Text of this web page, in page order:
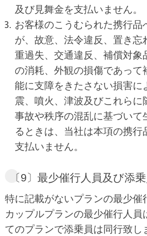
及び見舞金を支払いません。
お客様のこうむられた携行品
が、故意、法令違反、置き忘
重過失、交通違反、補償対象
の消耗、外観の損傷であって
能に支障をきたさない損害に
震、噴火、津波及びこれらに
事故や秩序の混乱に基づいて
るときは、当社は本項の携行
支払いません。
〔9〕最少催行人員及び添
特に記載がないプランの最少催
カップルプランの最少催行人員
てのプランで添乗員は同行致し